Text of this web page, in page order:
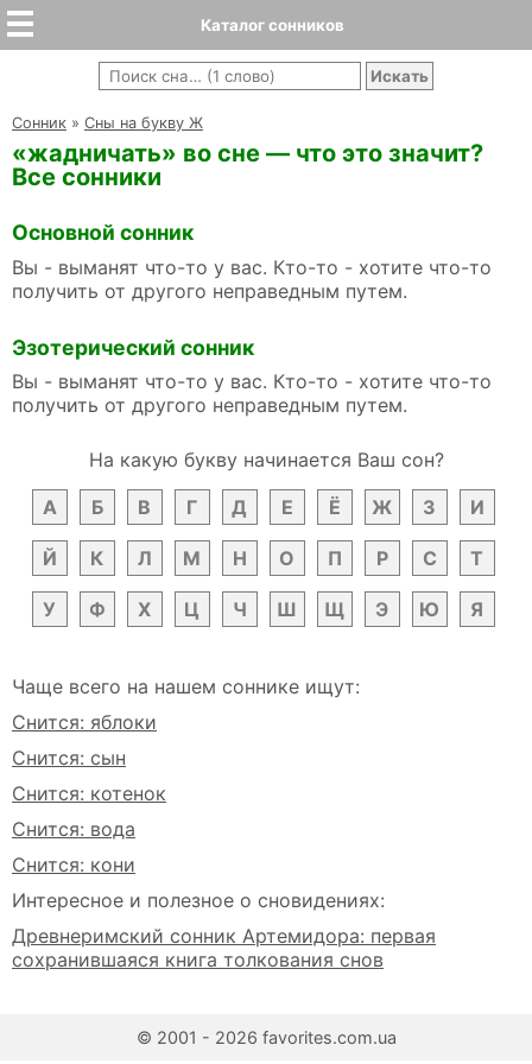
Каталог сонников
Cонник » Сны на букву Ж
«жадничать» во сне — что это значит?
Все сонники
Основной сонник
Вы - выманят что-то у вас. Кто-то - хотите что-то
получить от другого неправедным путем.
Эзотерический сонник
Вы - выманят что-то у вас. Кто-то - хотите что-то
получить от другого неправедным путем.
На какую букву начинается Ваш сон?
А
Б В Г Д Е Ё Ж З И
Й К Л М Н О П Р С Т
У Ф Х Ц Ч Ш Щ Э Ю Я
Чаще всего на нашем соннике ищут:
Снится: яблоки
Снится: сын
Снится: котенок
Снится: вода
Снится: кони
Интересное и полезное о сновидениях:
Древнеримский сонник Артемидора: первая
сохранившаяся книга толкования снов
© 2001 - 2026 favorites.com.ua